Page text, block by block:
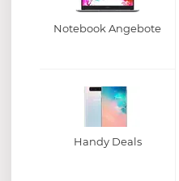
Notebook Angebote
Handy Deals